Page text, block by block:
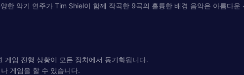
한 악기 연주가 Tim Shiel이 함께 작곡한 9곡의 훌륭한 배경 음악은 아름다
게임 진행 상황이 모든 장치에서 동기화됩니다.
게임을 할 수 있습니다.